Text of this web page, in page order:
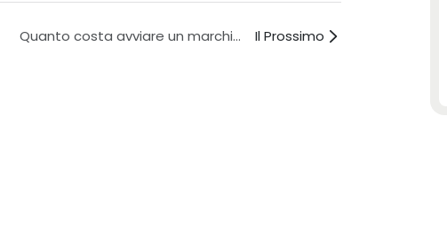
Quanto costa avviare un marchio di spray ritardante? Il Prossimo